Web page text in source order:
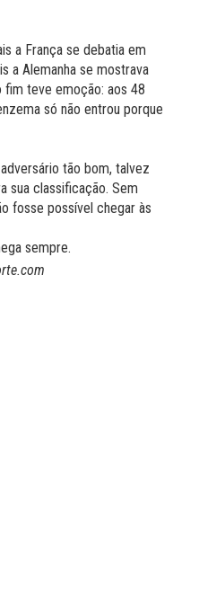
a França se debatia em
a Alemanha se mostrava
fim teve emoção: aos 48
só não entrou porque
tão bom, talvez
sua classificação. Sem
fosse possível chegar às
sempre.